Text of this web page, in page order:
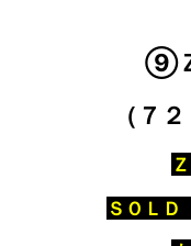
⑨
（７
ＳＯＬ